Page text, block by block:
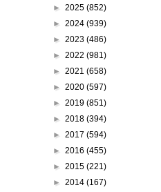
► 2025 (852)
► 2024 (939)
► 2023 (486)
► 2022 (981)
► 2021 (658)
► 2020 (597)
► 2019 (851)
► 2018 (394)
► 2017 (594)
► 2016 (455)
► 2015 (221)
► 2014 (167)